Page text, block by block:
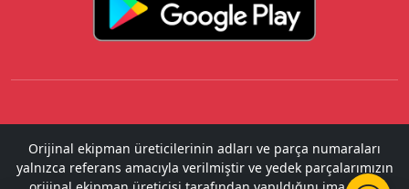
Orijinal ekipman üreticilerinin adları ve parça numaraları
yalnızca referans amacıyla verilmiştir ve yedek parçalarımızın